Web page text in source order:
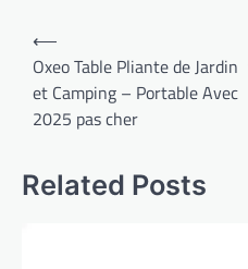
Navigation
de
l’article
⟵
Oxeo Table Pliante de Jardin
et Camping – Portable Avec
2025 pas cher
Related Posts